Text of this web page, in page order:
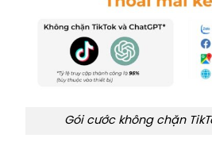
Gói cước không chặn